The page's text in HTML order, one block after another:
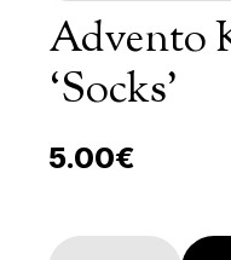
Advento
‘Socks’
5.00€
Advento